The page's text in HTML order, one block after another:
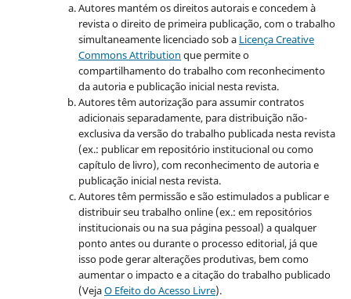
Autores mantém os direitos autorais e concedem à
revista o direito de primeira publicação, com o trabalho
simultaneamente licenciado sob a Licença Creative
Commons Attribution que permite o
compartilhamento do trabalho com reconhecimento
da autoria e publicação inicial nesta revista.
Autores têm autorização para assumir contratos
adicionais separadamente, para distribuição não-
exclusiva da versão do trabalho publicada nesta revista
(ex.: publicar em repositório institucional ou como
capítulo de livro), com reconhecimento de autoria e
publicação inicial nesta revista.
Autores têm permissão e são estimulados a publicar e
distribuir seu trabalho online (ex.: em repositórios
institucionais ou na sua página pessoal) a qualquer
ponto antes ou durante o processo editorial, já que
isso pode gerar alterações produtivas, bem como
aumentar o impacto e a citação do trabalho publicado
(VejaO Efeito do Acesso Livre).